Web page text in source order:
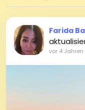
Farida
vor 4 Jahren